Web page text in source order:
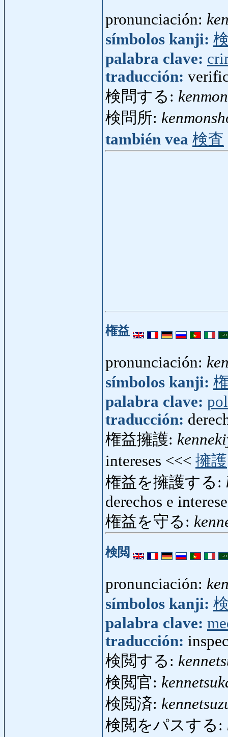
pronunciación:
símbolos kanji:
palabra clave:
traducción:
検問する:
検問所:
también vea 検査
権益
pronunciación:
símbolos kanji:
palabra clave:
traducción:
権益擁護:
intereses <<< 擁護
権益を擁護する:
derechos e
権益を守る:
検閲
pronunciación:
símbolos kanji:
palabra clave:
traducción:
検閲する:
検閲官:
検閲済:
検閲をパスする: